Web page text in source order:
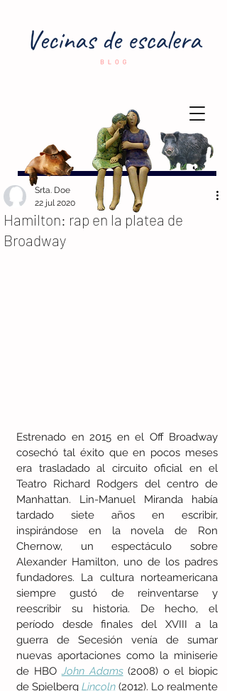
Hamilton: rap en la platea de
Broadway
Srta. Doe
22 jul 2020
Estrenado en 2015 en el Off Broadway
cosechó tal éxito que en pocos meses
era trasladado al circuito oficial en el
Teatro Richard Rodgers del centro de
Manhattan. Lin-Manuel Miranda había
tardado siete años en escribir,
inspirándose en la novela de Ron
Chernow, un espectáculo sobre
Alexander Hamilton, uno de los padres
fundadores. La cultura norteamericana
siempre gustó de reinventarse y
reescribir su historia. De hecho, el
período desde finales del XVIII a la
guerra de Secesión venía de sumar
nuevas aportaciones como la miniserie
de HBO John Adams (2008) o el biopic
de Spielberg Lincoln (2012). Lo realmente